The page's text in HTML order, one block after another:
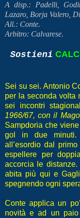
A disp.: Padelli,
Lazaro, Borja Valero,
All.: Conte.
Arbitro: Calvarese.
Sostieni
Sei su sei. Antonio
per la seconda volta
sei incontri
1966/67, con il Mago
Sampdoria che
gol in due minuti.
all’esordio dal
espellere per
accorcia le
abita più qui e
spegnendo ogni
Conte applica un
novità e ad un